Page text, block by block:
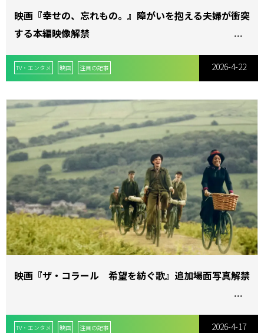
映画『幸せの、忘れもの。』障がいを抱える夫婦が衝突
する本編映像解禁
TV・エンタメ 映画 注目の記事 2026-4-22
映画『ザ・コラール 希望を紡ぐ歌』追加場面写真解禁
TV・エンタメ 映画 注目の記事 2026-4-17